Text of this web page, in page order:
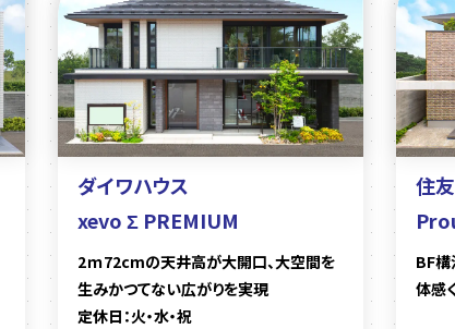
ダイワハウス
xevo Σ PREMIUM
2ｍ72cmの天井高が大開口、大空間を
生みかつてない広がりを実現
定休日：火・水・祝
住
BF構
体感